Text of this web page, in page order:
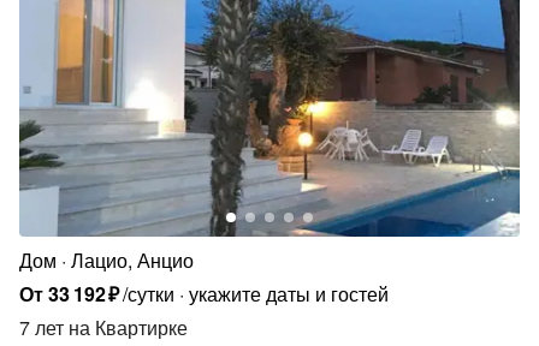
Дом Лацио, Анцио
От33192₽/сутки укажите даты и гостей
7 лет на Квартирке